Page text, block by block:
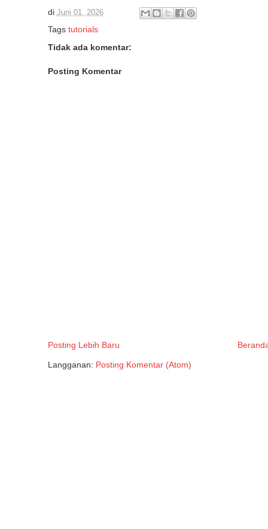
di Juni 01, 2026
Tags tutorials
Tidak ada komentar:
Posting Komentar
Posting Lebih Baru
Langganan: Posting Komentar (Atom)